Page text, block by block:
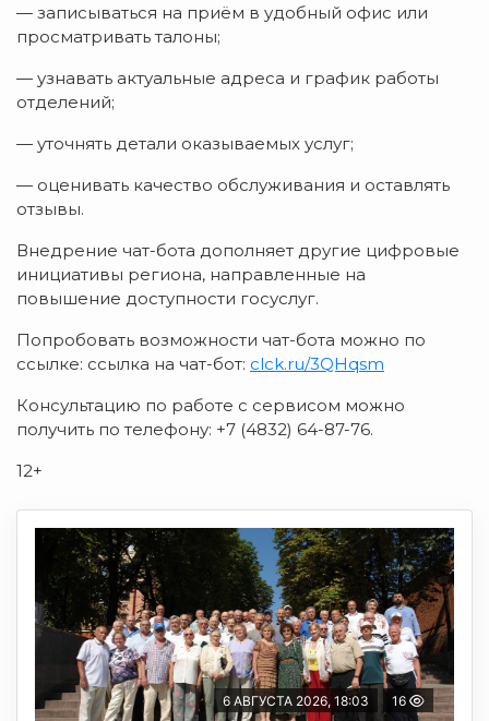
— записываться на приём в удобный офис или
просматривать талоны;
— узнавать актуальные адреса и график работы
отделений;
— уточнять детали оказываемых услуг;
— оценивать качество обслуживания и оставлять
отзывы.
Внедрение чат-бота дополняет другие цифровые
инициативы региона, направленные на
повышение доступности госуслуг.
Попробовать возможности чат-бота можно по
ссылке: ссылка на чат-бот: clck.ru/3QHqsm
Консультацию по работе с сервисом можно
получить по телефону: +7 (4832) 64-87-76.
12+
6 АВГУСТА 2026, 18:03 16